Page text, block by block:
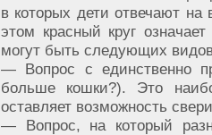
в которых дети отвечают
этом красный круг
могут быть следующих
— Вопрос с единственно
больше кошки?). Это
оставляет возможность
— Вопрос, на который